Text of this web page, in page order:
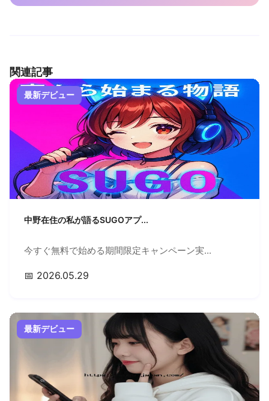
関連記事
最新デビュー
中野在住の私が語るSUGOアプ...
今すぐ無料で始める期間限定キャンペーン実...
📅 2026.05.29
最新デビュー